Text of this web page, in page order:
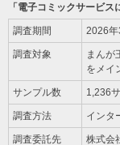
「電子コミックサービス
調査期間 2026年
調査対象
まんが
をメイ
サンプル数 1,236
調査方法 インタ
調査委託先 株式会